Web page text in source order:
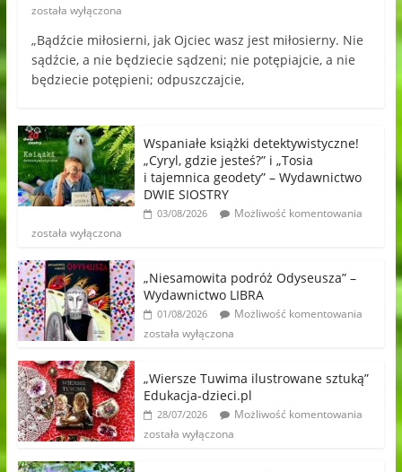
została wyłączona
„Bądźcie miłosierni, jak Ojciec wasz jest miłosierny. Nie
sądźcie, a nie będziecie sądzeni; nie potępiajcie, a nie
będziecie potępieni; odpuszczajcie,
Wspaniałe książki detektywistyczne!
„Cyryl, gdzie jesteś?” i „Tosia
i tajemnica geodety” – Wydawnictwo
DWIE SIOSTRY
03/08/2026
Możliwość komentowania
została wyłączona
„Niesamowita podróż Odyseusza” –
Wydawnictwo LIBRA
01/08/2026
Możliwość komentowania
została wyłączona
„Wiersze Tuwima ilustrowane sztuką”
Edukacja-dzieci.pl
28/07/2026
Możliwość komentowania
została wyłączona